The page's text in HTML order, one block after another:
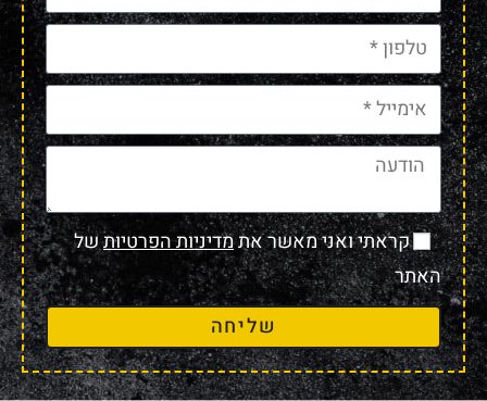
קראתי ואני מאשר אתמדיניות הפרטיותשל
האתר
שליחה